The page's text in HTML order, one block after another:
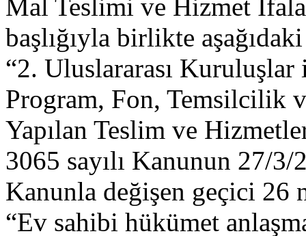
Mal Teslimi ve Hizmet
başlığıyla birlikte
“2. Uluslararası
Program, Fon, Temsilcilik
Yapılan Teslim ve
3065 sayılı Kanunun 27/
Kanunla değişen geçici 26
“Ev sahibi hükümet